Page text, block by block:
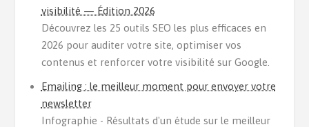
visibilité — Édition 2026
Découvrez les 25 outils SEO les plus efficaces en
2026 pour auditer votre site, optimiser vos
contenus et renforcer votre visibilité sur Google.
Emailing : le meilleur moment pour envoyer votre
newsletter
Infographie - Résultats d'un étude sur le meilleur